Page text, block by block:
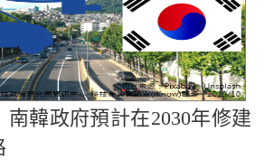
南韓政府預計在2030年修建